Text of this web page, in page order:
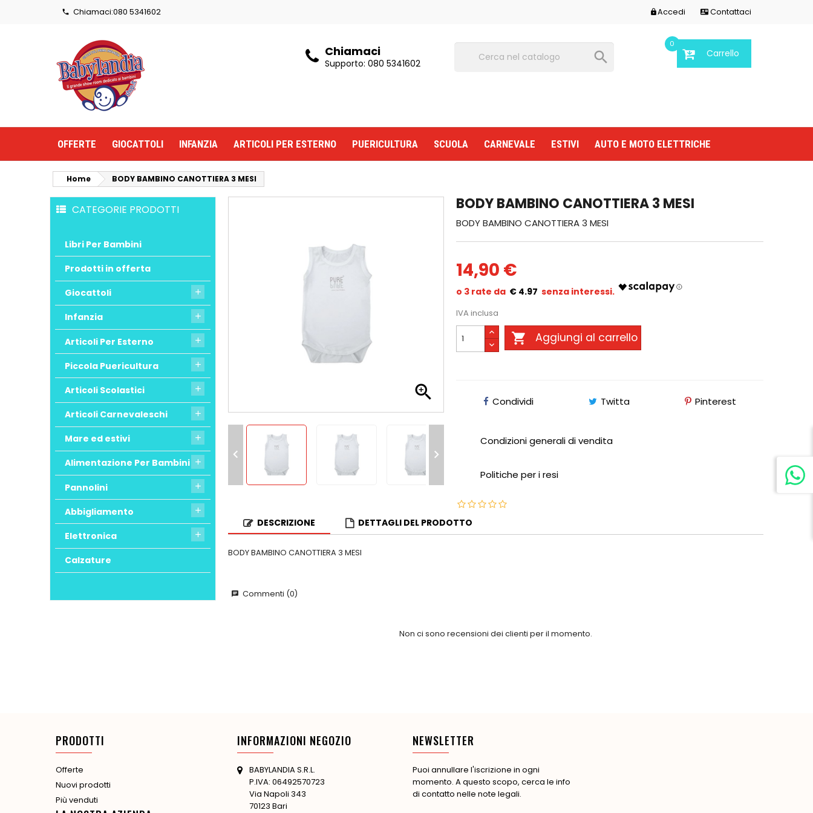
 Chiamaci:080 5341602 Accedi  Contattaci
Chiamaci
Supporto:080 5341602  Carrello
0
OFFERTE GIOCATTOLI INFANZIA ARTICOLI PER ESTERNO PUERICULTURA SCUOLA CARNEVALE ESTIVI AUTO E MOTO ELETTRICHE
Home BODY BAMBINO CANOTTIERA 3 MESI
CATEGORIE PRODOTTI
Libri Per Bambini
Prodotti in offerta
Giocattoli 
Infanzia 
Articoli Per Esterno 
Piccola Puericultura 
Articoli Scolastici 
Articoli Carnevaleschi 
Mare ed estivi 
Alimentazione Per Bambini 
Pannolini 
Abbigliamento 
Elettronica 
Calzature

 
BODY BAMBINO CANOTTIERA 3 MESI
BODY BAMBINO CANOTTIERA 3 MESI
14,90 €
€ 4.97
IVA inclusa
 Aggiungi al carrello
Condividi Twitta Pinterest
Condizioni generali di vendita
Politiche per i resi
DESCRIZIONE DETTAGLI DEL PRODOTTO
BODY BAMBINO CANOTTIERA 3 MESI
chat Commenti (0)
Non ci sono recensioni dei clienti per il momento.
PRODOTTI
Offerte
Nuovi prodotti
Più venduti
INFORMAZIONI NEGOZIO
BABYLANDIA S.R.L.
P.IVA: 06492570723
Via Napoli 343
70123 Bari
NEWSLETTER
Puoi annullare l'iscrizione in ogni
momento. A questo scopo, cerca le info
di contatto nelle note legali.